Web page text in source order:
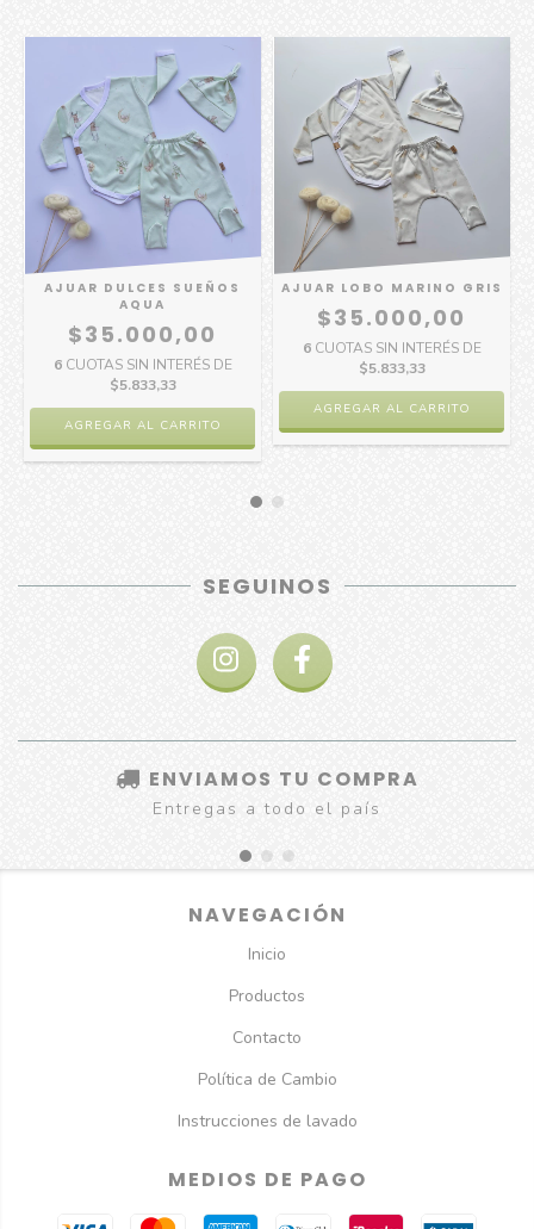
AJUAR DULCES SUEÑOS
AQUA
$35.000,00
6 CUOTAS SIN INTERÉS DE
$5.833,33
AJUAR LOBO MARINO GRIS
$35.000,00
6 CUOTAS SIN INTERÉS DE
$5.833,33
SEGUINOS
ENVIAMOS TU COMPRA
Entregas a todo el país
NAVEGACIÓN
Inicio
Productos
Contacto
Política de Cambio
Instrucciones de lavado
MEDIOS DE PAGO